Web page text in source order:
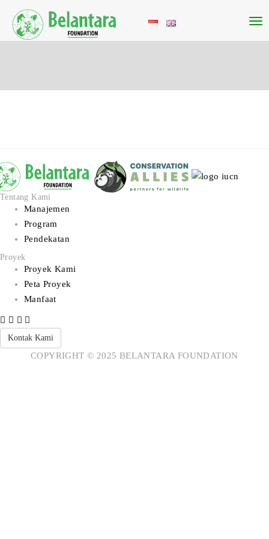
Tentang Kami
Manajemen
Program
Pendekatan
Proyek
Proyek Kami
Peta Proyek
Manfaat
Kontak Kami
COPYRIGHT © 2025 BELANTARA FOUNDATION